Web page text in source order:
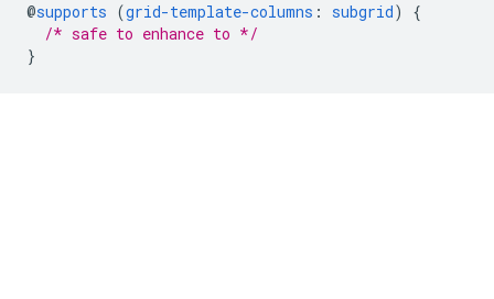
@supports (grid-template-columns : subgrid)
{
/* safe to enhance to */
}